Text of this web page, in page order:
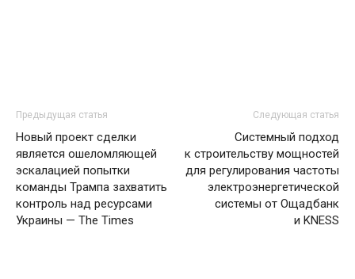
Предыдущая статья
Новый проект сделки
является ошеломляющей
эскалацией попытки
команды Трампа захватить
контроль над ресурсами
Украины — The Times
Следующая статья
Системный подход
к строительству мощностей
для регулирования частоты
электроэнергетической
системы от Ощадбанк
и KNESS